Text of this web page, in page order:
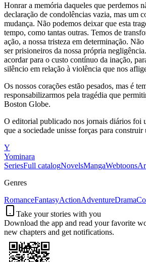
Honrar a memória daqueles que perdemos
declaração de condolências vazia, mas um
mudança. Não podemos deixar que esta
tempo, como tantas outras. Temos de
ação, a nossa tristeza em determinação.
ser prisioneiros da nossa própria
acordar para o custo contínuo da inação,
silêncio em relação à violência que nos
Os nossos corações estão pesados, mas é
responsabilizarmos pela tragédia que
Boston Globe.
O editorial publicado nos jornais diários foi
que a sociedade unisse forças para
Y
Yominara
SeriesFull catalogNovelsMangaWebtoons
Genres
RomanceFantasyActionAdventureDrama
Take your stories with you
Download the app and read your favorite
new chapters and get notifications.